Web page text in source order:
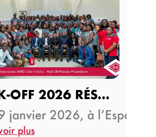
KICK-OFF 2026 RÉSEAU…
janvier 2026, à l’Espace
plus